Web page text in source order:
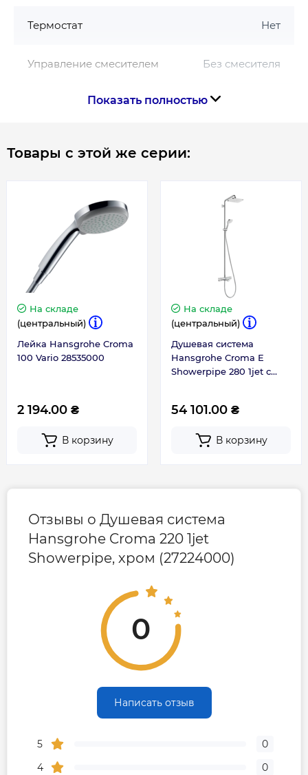
соединительная резьба G ½
Термостат Нет
Управление смесителем Без смесителя
Форма лейки
Габариты, размеры, вес
Высота, мм
Показать полностью
Товары с этой же серии:
На складе
(центральный)
Лейка Hansgrohe Croma
100 Vario 28535000
2 194.00 ₴
В корзину
На складе
(центральный)
Душевая система
Hansgrohe Croma E
Showerpipe 280 1jet с
54 101.00 ₴
В корзину
Отзывы о Душевая система
Hansgrohe Croma 220 1jet
Showerpipe, хром (27224000)
0
Написать отзыв
5
0
4
0